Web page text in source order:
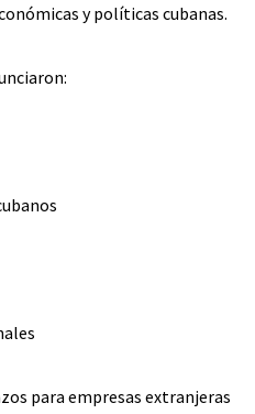
y políticas cubanas.
para empresas extranjeras